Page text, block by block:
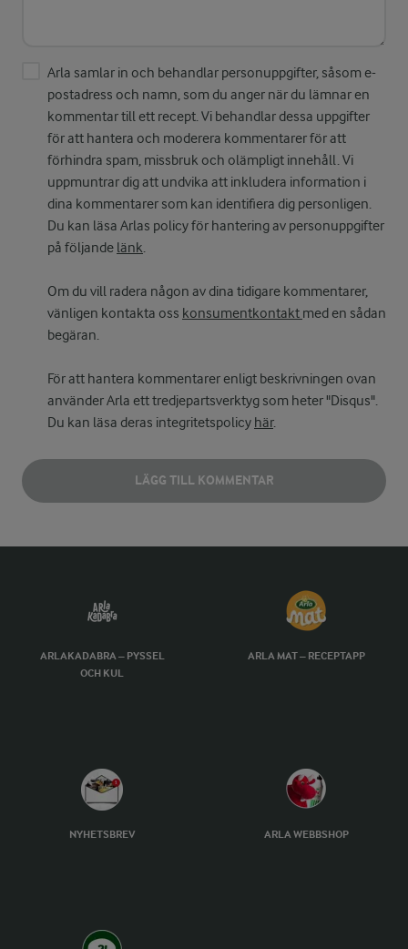
Arla samlar in och behandlar personuppgifter, såsom e-
postadress och namn, som du anger när du lämnar en
kommentar till ett recept. Vi behandlar dessa uppgifter
för att hantera och moderera kommentarer för att
förhindra spam, missbruk och olämpligt innehåll. Vi
uppmuntrar dig att undvika att inkludera information i
dina kommentarer som kan identifiera dig personligen.
Du kan läsa Arlas policy för hantering av personuppgifter
på följande länk.
Om du vill radera någon av dina tidigare kommentarer,
vänligen kontakta oss konsumentkontakt med en sådan
begäran.
För att hantera kommentarer enligt beskrivningen ovan
använder Arla ett tredjepartsverktyg som heter "Disqus".
Du kan läsa deras integritetspolicy här.
LÄGG TILL KOMMENTAR
ARLAKADABRA – PYSSEL
OCH KUL
ARLA MAT – RECEPTAPP
NYHETSBREV ARLA WEBBSHOP